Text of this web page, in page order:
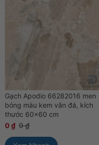
Gạch Apodio 66282016 men
bóng màu kem vân đá, kích
thước 60×60 cm
0 ₫ 0₫